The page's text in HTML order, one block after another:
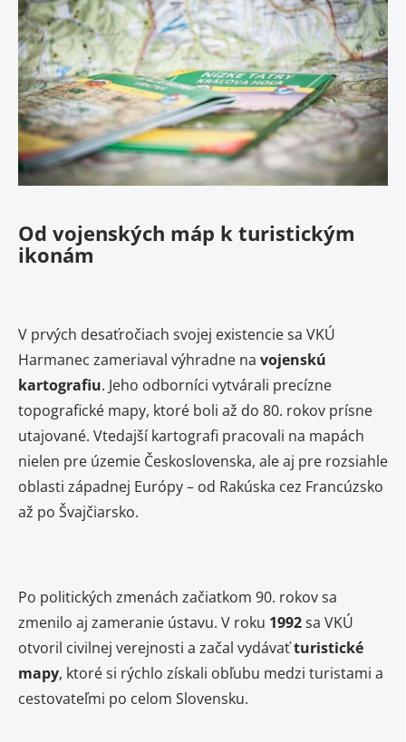
Od vojenských máp k turistickým
ikonám
V prvých desaťročiach svojej existencie sa VKÚ
Harmanec zameriaval výhradne na vojenskú
kartografiu. Jeho odborníci vytvárali precízne
topografické mapy, ktoré boli až do 80. rokov prísne
utajované. Vtedajší kartografi pracovali na mapách
nielen pre územie Československa, ale aj pre rozsiahle
oblasti západnej Európy – od Rakúska cez Francúzsko
až po Švajčiarsko.
Po politických zmenách začiatkom 90. rokov sa
zmenilo aj zameranie ústavu. V roku 1992sa VKÚ
otvoril civilnej verejnosti a začal vydávaťturistické
mapy, ktoré si rýchlo získali obľubu medzi turistami a
cestovateľmi po celom Slovensku.